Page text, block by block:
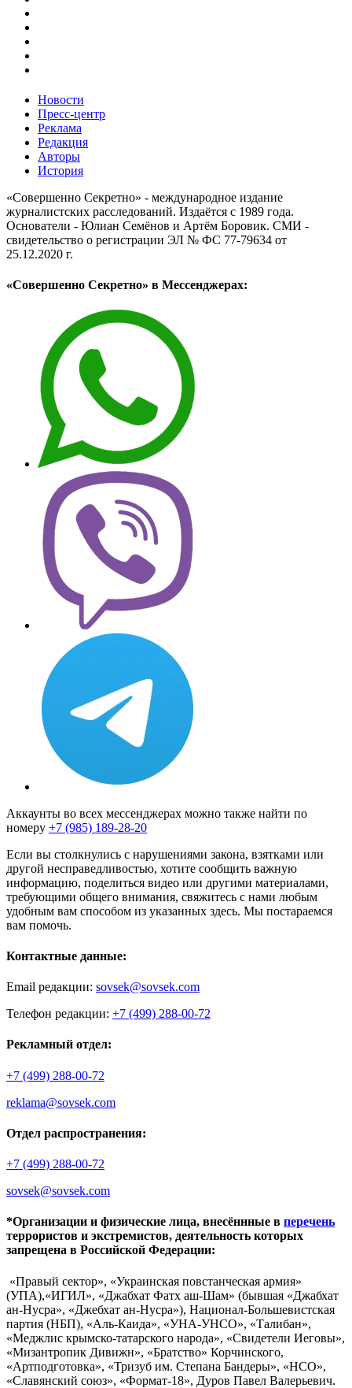
Новости
Пресс-центр
Реклама
Редакция
Авторы
История
«Совершенно Секретно» - международное издание
журналистских расследований. Издаётся с 1989 года.
Основатели - Юлиан Семёнов и Артём Боровик. CМИ -
свидетельство о регистрации ЭЛ № ФС 77-79634 от
25.12.2020 г.
«Совершенно Секретно» в Мессенджерах:
Аккаунты во всех мессенджерах можно также найти по
номеру +7 (985) 189-28-20
Если вы столкнулись с нарушениями закона, взятками или
другой несправедливостью, хотите сообщить важную
информацию, поделиться видео или другими материалами,
требующими общего внимания, свяжитесь с нами любым
удобным вам способом из указанных здесь. Мы постараемся
вам помочь.
Контактные данные:
Email редакции: sovsek@sovsek.com
Телефон редакции: +7 (499) 288-00-72
Рекламный отдел:
+7 (499) 288-00-72
reklama@sovsek.com
Отдел распространения:
+7 (499) 288-00-72
sovsek@sovsek.com
*Организации и физические лица, внесённные в перечень
террористов и экстремистов, деятельность которых
запрещена в Российской Федерации:
«Правый сектор», «Украинская повстанческая армия»
(УПА),«ИГИЛ», «Джабхат Фатх аш-Шам» (бывшая «Джабхат
ан-Нусра», «Джебхат ан-Нусра»), Национал-Большевистская
партия (НБП), «Аль-Каида», «УНА-УНСО», «Талибан»,
«Меджлис крымско-татарского народа», «Свидетели Иеговы»,
«Мизантропик Дивижн», «Братство» Корчинского,
«Артподготовка», «Тризуб им. Степана Бандеры», «НСО»,
«Славянский союз», «Формат-18», Дуров Павел Валерьевич.